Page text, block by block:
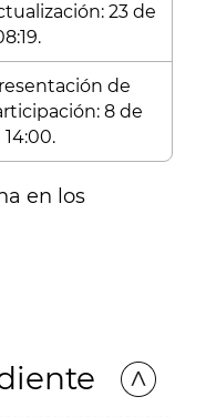
23 de
de
8 de
en los